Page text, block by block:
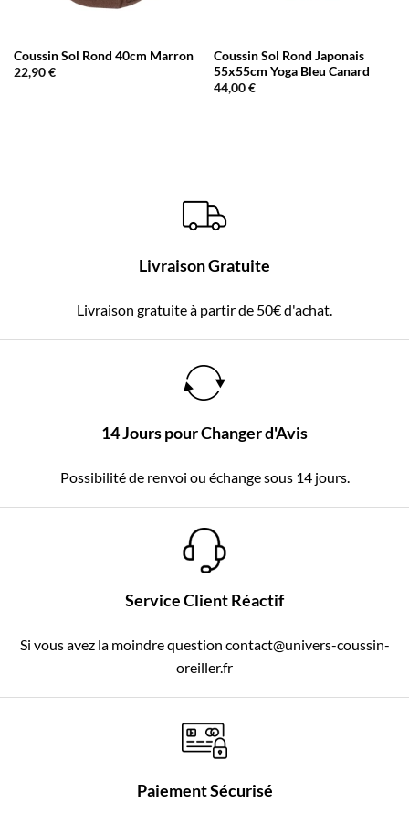
Coussin Sol Rond 40cm Marron
22,90€
Coussin Sol Rond Japonais
55x55cm Yoga Bleu Canard
44,00€
Livraison Gratuite
Livraison gratuite à partir de 50€ d'achat.
14 Jours pour Changer d'Avis
Possibilité de renvoi ou échange sous 14 jours.
Service Client Réactif
Si vous avez la moindre question contact@univers-coussin-
oreiller.fr
Paiement Sécurisé